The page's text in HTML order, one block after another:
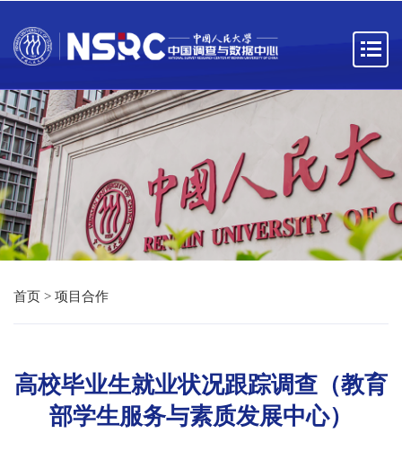
首页 > 项目合作
高校毕业生就业状况跟踪调查（教育
部学生服务与素质发展中心）